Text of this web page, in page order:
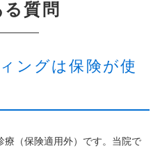
質問
ングは保険が使
療（保険適用外）です。当院で